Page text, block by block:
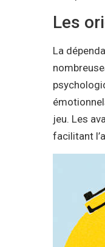
Les
La
jeu. Les
facilitant